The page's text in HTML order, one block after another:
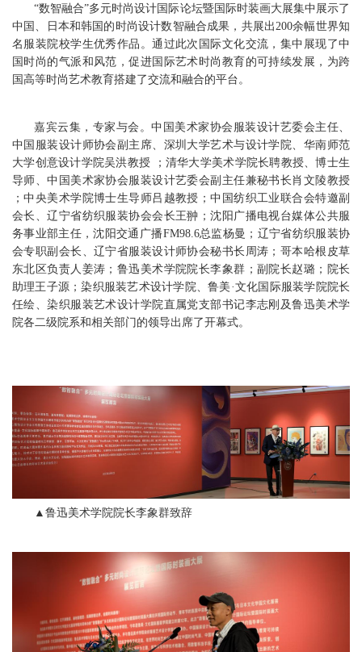
“数智融合”多元时尚设计国际论坛暨国际时装画大展集中展示了
中国、日本和韩国的时尚设计数智融合成果，共展出200余幅世界知
名服装院校学生优秀作品。通过此次国际文化交流，集中展现了中
国时尚的气派和风范，促进国际艺术时尚教育的可持续发展，为跨
国高等时尚艺术教育搭建了交流和融合的平台。
嘉宾云集，专家与会。中国美术家协会服装设计艺委会主任、
中国服装设计师协会副主席、深圳大学艺术与设计学院、华南师范
大学创意设计学院吴洪教授 ；清华大学美术学院长聘教授、博士生
导师、中国美术家协会服装设计艺委会副主任兼秘书长肖文陵教授
；中央美术学院博士生导师吕越教授；中国纺织工业联合会特邀副
会长、辽宁省纺织服装协会会长王翀；沈阳广播电视台媒体公共服
务事业部主任，沈阳交通广播FM98.6总监杨曼；辽宁省纺织服装协
会专职副会长、辽宁省服装设计师协会秘书长周涛；哥本哈根皮草
东北区负责人姜涛；鲁迅美术学院院长李象群；副院长赵璐；院长
助理王子源；染织服装艺术设计学院、鲁美·文化国际服装学院院长
任绘、染织服装艺术设计学院直属党支部书记李志刚及鲁迅美术学
院各二级院系和相关部门的领导出席了开幕式。
▲鲁迅美术学院院长李象群致辞